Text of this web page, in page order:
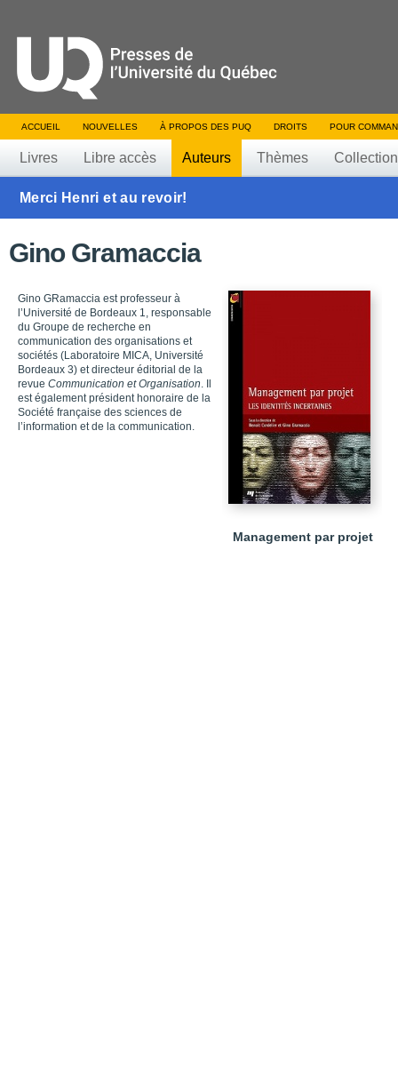
ACCUEIL NOUVELLES À PROPOS DES PUQ DROITS POUR
Livres Libre accès Auteurs Thèmes
Merci Henri et au revoir!
Gino Gramaccia
Gino GRamaccia est professeur à
l’Université de Bordeaux 1, responsable
du Groupe de recherche en
communication des organisations et
sociétés (Laboratoire MICA, Université
Bordeaux 3) et directeur éditorial de la
revue Communication et Organisation. Il
est également président honoraire de la
Société française des sciences de
l’information et de la communication.
Management par projet